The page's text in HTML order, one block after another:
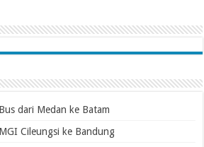
dari Medan ke Batam
Cileungsi ke Bandung